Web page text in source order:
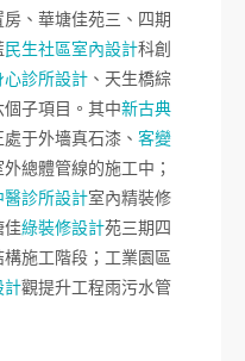
、華塘佳苑三、四期
民生社區室內設計科創
心診所設計 、天生橋綜
子項目。其中新古典
于外墻真石漆、 客變
外總體管線的施工中；
醫診所設計室內精裝修
佳綠裝修設計苑三期四
施工階段；工業園區
計觀提升工程雨污水管